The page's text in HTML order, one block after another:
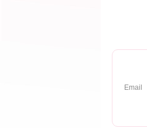
Email